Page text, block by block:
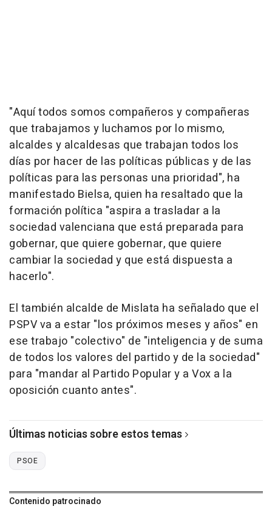
"Aquí todos somos compañeros y compañeras
que trabajamos y luchamos por lo mismo,
alcaldes y alcaldesas que trabajan todos los
días por hacer de las políticas públicas y de las
políticas para las personas una prioridad", ha
manifestado Bielsa, quien ha resaltado que la
formación política "aspira a trasladar a la
sociedad valenciana que está preparada para
gobernar, que quiere gobernar, que quiere
cambiar la sociedad y que está dispuesta a
hacerlo".
El también alcalde de Mislata ha señalado que el
PSPV va a estar "los próximos meses y años" en
ese trabajo "colectivo" de "inteligencia y de suma
de todos los valores del partido y de la sociedad"
para "mandar al Partido Popular y a Vox a la
oposición cuanto antes".
Últimas noticias sobre estos temas
PSOE
Contenido patrocinado